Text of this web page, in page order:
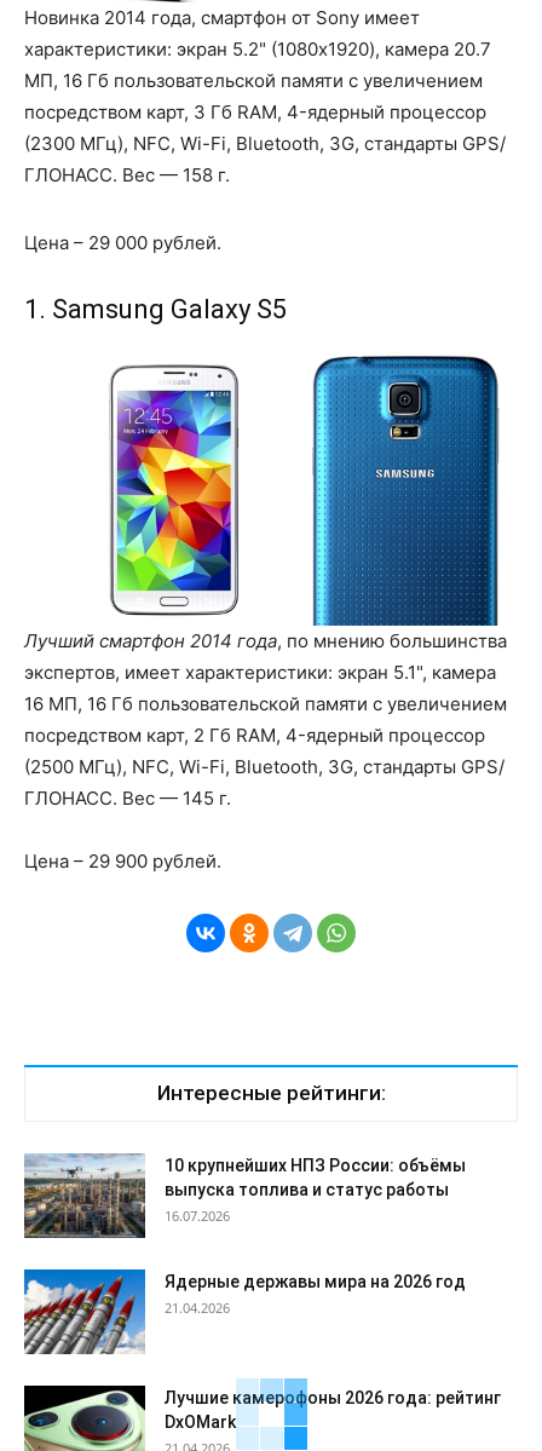
Новинка 2014 года, смартфон от Sony имеет
характеристики: экран 5.2" (1080x1920), камера 20.7
МП, 16 Гб пользовательской памяти с увеличением
посредством карт, 3 Гб RAM, 4-ядерный процессор
(2300 МГц), NFC, Wi-Fi, Bluetooth, 3G, стандарты GPS/
ГЛОНАСС. Вес — 158 г.
Цена – 29 000 рублей.
1. Samsung Galaxy S5
Лучший смартфон 2014 года, по мнению большинства
экспертов, имеет характеристики: экран 5.1", камера
16 МП, 16 Гб пользовательской памяти с увеличением
посредством карт, 2 Гб RAM, 4-ядерный процессор
(2500 МГц), NFC, Wi-Fi, Bluetooth, 3G, стандарты GPS/
ГЛОНАСС. Вес — 145 г.
Цена – 29 900 рублей.
Интересные рейтинги:
10 крупнейших НПЗ России: объёмы
выпуска топлива и статус работы
16.07.2026
Ядерные державы мира на 2026 год
21.04.2026
Лучшие камерофоны 2026 года: рейтинг
DxOMark